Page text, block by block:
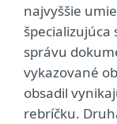
najvyššie
špecializujúca
správu
vykazované
obsadil
rebríčku.